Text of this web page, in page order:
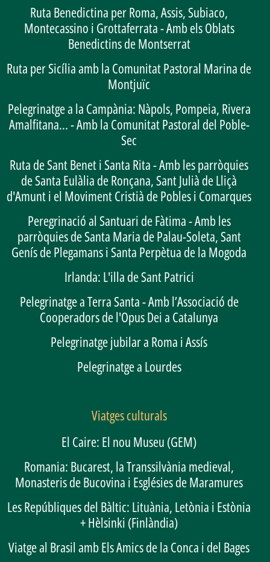
Ruta Benedictina per Roma, Assis, Subiaco,
Montecassino i Grottaferrata - Amb els Oblats
Benedictins de Montserrat
Ruta per Sicília amb la Comunitat Pastoral Marina de
Montjuïc
Pelegrinatge a la Campània: Nàpols, Pompeia, Rivera
Amalfitana... - Amb la Comunitat Pastoral del Poble-
Sec
Ruta de Sant Benet i Santa Rita - Amb les parròquies
de Santa Eulàlia de Ronçana, Sant Julià de Lliçà
d'Amunt i el Moviment Cristià de Pobles i Comarques
Peregrinació al Santuari de Fàtima - Amb les
parròquies de Santa Maria de Palau-Soleta, Sant
Genís de Plegamans i Santa Perpètua de la Mogoda
Irlanda: L'illa de Sant Patrici
Pelegrinatge a Terra Santa - Amb l’Associació de
Cooperadors de l'Opus Dei a Catalunya
Pelegrinatge jubilar a Roma i Assís
Pelegrinatge a Lourdes
Viatges culturals
El Caire: El nou Museu (GEM)
Romania: Bucarest, la Transsilvània medieval,
Monasteris de Bucovina i Esglésies de Maramures
Les Repúbliques del Bàltic: Lituània, Letònia i Estònia
+ Hèlsinki (Finlàndia)
Viatge al Brasil amb Els Amics de la Conca i del Bages